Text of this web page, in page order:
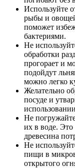
Используйте
рыбы и
поможет
бактериями.
Не
обработки
прогорает и
подойдут
можно легко
Желательно
посуде и
Не
их в воде. Это
древесина
Не
пищи в
открытого